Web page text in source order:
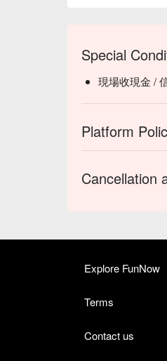
Special
現場收現金 /
Platform
Cancellation
Explore FunNow
Terms
Contact us